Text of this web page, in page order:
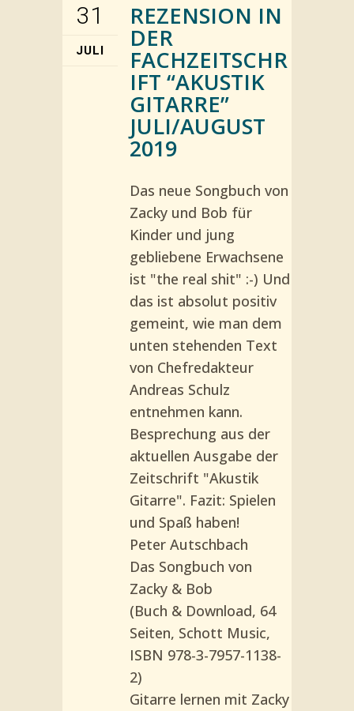
31
JULI
REZENSION IN
DER
FACHZEITSCHR
IFT “AKUSTIK
GITARRE”
JULI/AUGUST
2019
Das neue Songbuch von
Zacky und Bob für
Kinder und jung
gebliebene Erwachsene
ist "the real shit" :-) Und
das ist absolut positiv
gemeint, wie man dem
unten stehenden Text
von Chefredakteur
Andreas Schulz
entnehmen kann.
Besprechung aus der
aktuellen Ausgabe der
Zeitschrift "Akustik
Gitarre". Fazit: Spielen
und Spaß haben!
Peter Autschbach
Das Songbuch von
Zacky & Bob
(Buch & Download, 64
Seiten, Schott Music,
ISBN 978-3-7957-1138-
2)
Gitarre lernen mit Zacky